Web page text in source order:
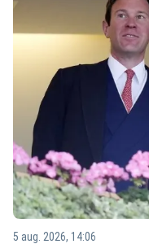
5 aug. 2026, 14:06